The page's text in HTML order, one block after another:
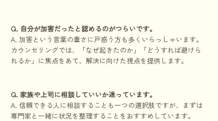
Q. 自分が加害だったと認めるのがつらいです。
A. 加害という言葉の重さに戸惑う方も多くいらっしゃいます。
カウンセリングでは、「なぜ起きたのか」「どうすれば避けら
れるか」に焦点をあて、解決に向けた視点を提供します。
Q. 家族や上司に相談していいか迷っています。
A. 信頼できる人に相談することも一つの選択肢ですが、まずは
専門家と一緒に状況を整理することをおすすめしています。